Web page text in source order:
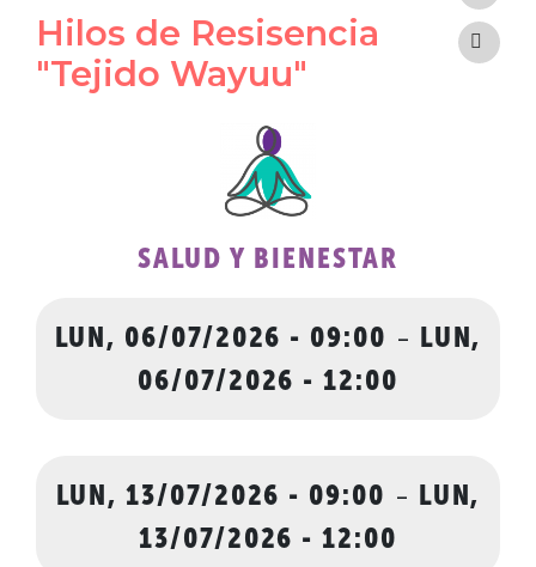
navegación
Hilos de Resisencia
"Tejido Wayuu"
SALUD Y BIENESTAR
LUN, 06/07/2026 - 09:00 - LUN,
06/07/2026 - 12:00
LUN, 13/07/2026 - 09:00 - LUN,
13/07/2026 - 12:00